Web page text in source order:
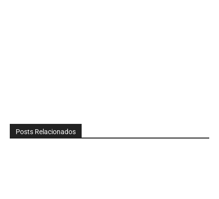
Posts Relacionados